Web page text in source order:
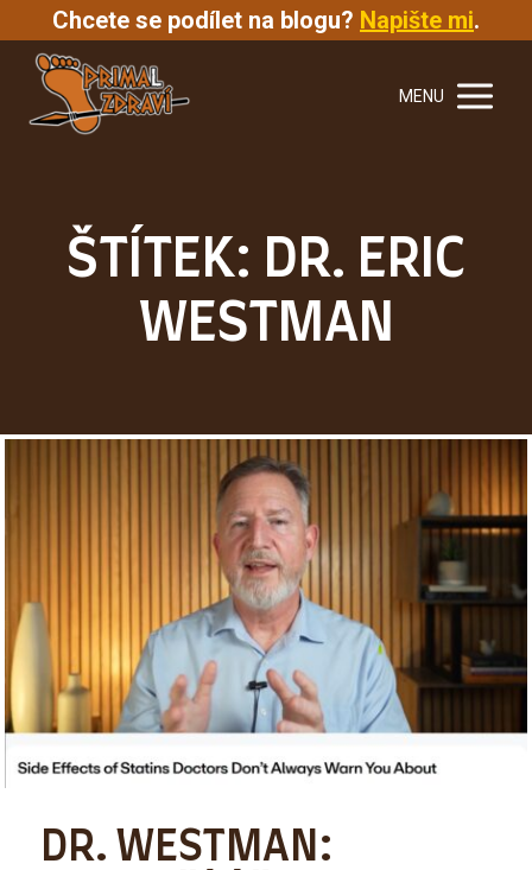
Chcete se podílet na blogu? Napište mi.
MENU
ŠTÍTEK: DR. ERIC
WESTMAN
DR. WESTMAN: